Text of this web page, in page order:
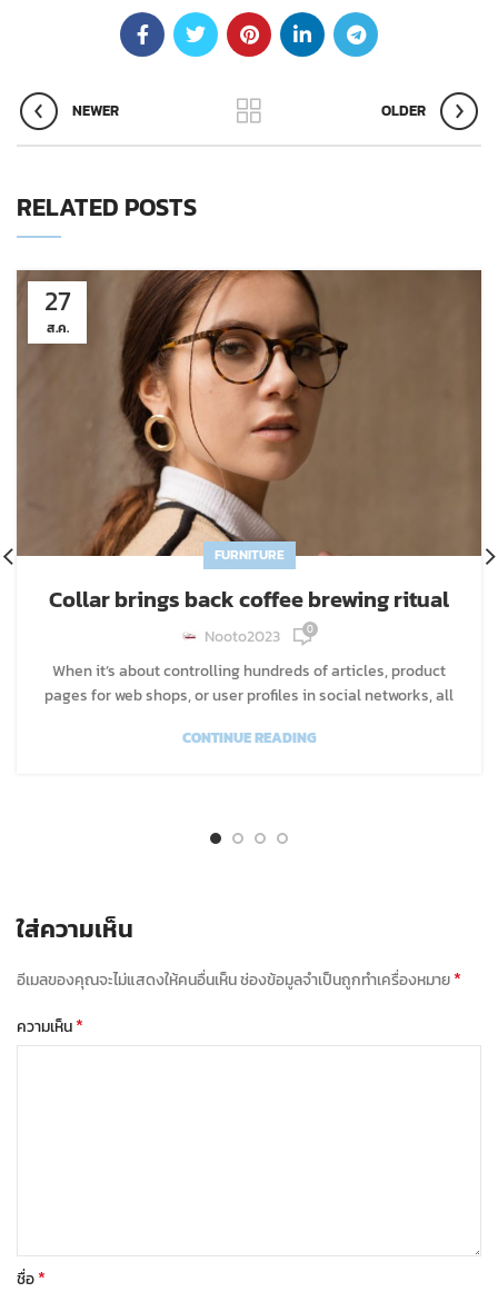
NEWER OLDER
RELATED POSTS
27
ส.ค.
FURNITURE
Collar brings back coffee brewing ritual
Nooto2023 0
When it’s about controlling hundreds of articles, product
pages for web shops, or user profiles in social networks, all
CONTINUE READING
ใส่ความเห็น
อีเมลของคุณจะไม่แสดงให้คนอื่นเห็นช่องข้อมูลจำเป็นถูกทำเครื่องหมาย*
ความเห็น*
ชื่อ*